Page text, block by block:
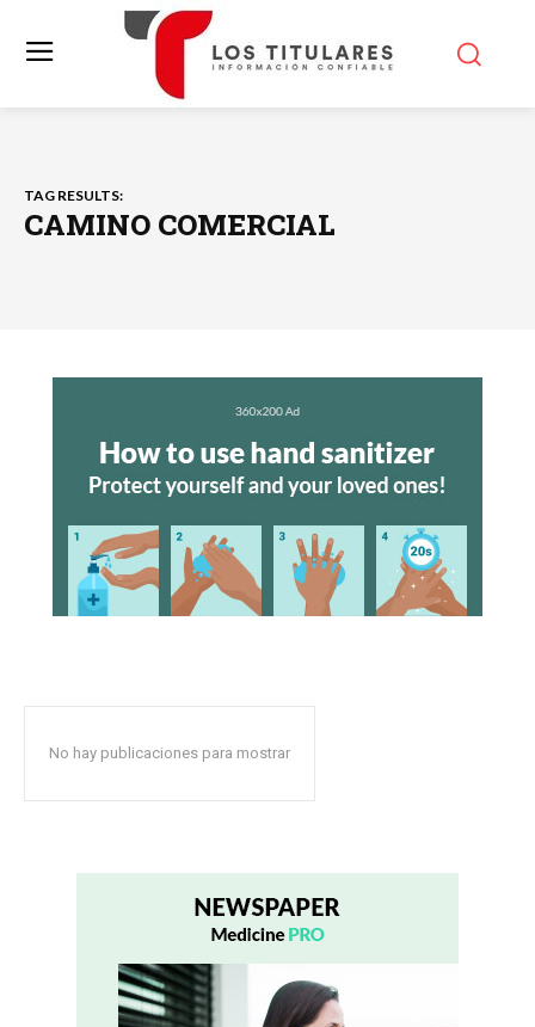
TAG RESULTS:
CAMINO COMERCIAL
No hay publicaciones para mostrar